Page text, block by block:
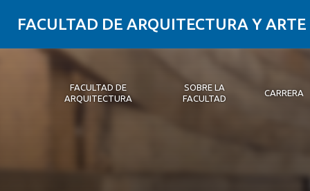
FACULTAD DE ARQUITECTURA Y ARTE
FACULTAD DE
ARQUITECTURA
SOBRE LA
FACULTAD
CARRERA